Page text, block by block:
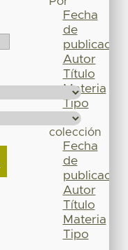
Fecha
de
publicación
Autor
Título
Materia
Tipo
colección
Fecha
de
publicación
Autor
Título
Materia
Tipo